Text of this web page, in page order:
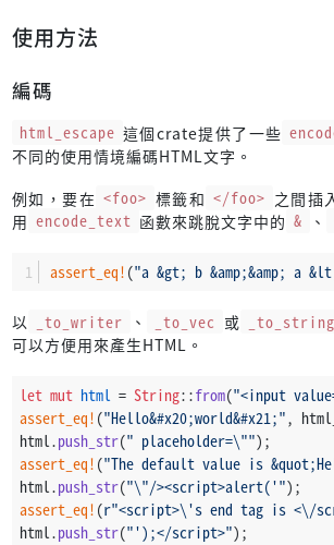
使用方法
編碼
html_escape 這個crate提供了一些
不同的使用情境編碼HTML文字。
例如，要在 <foo> 標籤和 </foo> 之間插
用 encode_text 函數來跳脫文字中的 & 、
assert_eq! ("a &gt; b &amp;&amp; a
以 _to_writer 、 _to_vec 或 _to_string
可以方便用來產生HTML。
let mut html = String::from("<input
assert_eq! ("Hello&#x20;world&#x21;",
html.push_str(" placeholder=\"");
assert_eq! ("The default value is
html.push_str("\"/><script>alert('");
assert_eq! (r"<script>\'s end tag is <\/
html.push_str("');</script>");